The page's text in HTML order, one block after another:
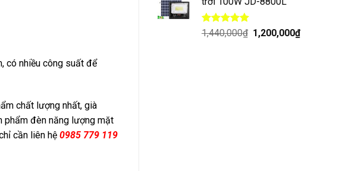
có nhiều công suất để
chất lượng nhất, già
phẩm đèn năng lượng mặt
cần liên hệ 0985 779 119
Được xếp
1,440,000₫ 1,200,000₫